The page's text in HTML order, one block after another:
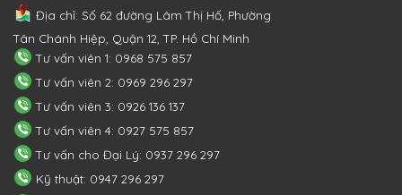
Địa chỉ: Số 62 đường Lâm Thị Hố, Phường
Tân Chánh Hiệp, Quận 12, TP. Hồ Chí Minh
Tư vấn viên 1: 0968 575 857
Tư vấn viên 2: 0969 296 297
Tư vấn viên 3: 0926 136 137
Tư vấn viên 4: 0927 575 857
Tư vấn cho Đại Lý: 0937 296 297
Kỹ thuật: 0947 296 297